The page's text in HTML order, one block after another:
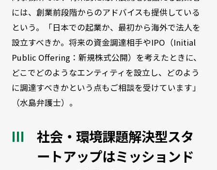
には、創業前段階からのアドバイスも提供している
という。「日本での起業か、最初から海外で法人を
設立すべきか。将来の資金調達相手やIPO（Initial
Public Offering：新規株式公開）を考えたときに、
どこでどのようなエンティティを設立し、どのよう
に調達すべきかという点もご相談を受けています」
（水島弁護士）。
社会・環境課題解決型スタ
ートアップはミッションド